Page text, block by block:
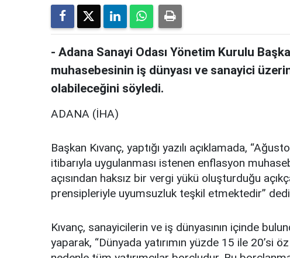
- Adana Sanayi Odası Yönetim Kurulu
muhasebesinin iş dünyası ve sanayici
olabileceğini söyledi.
ADANA (İHA)
Başkan Kıvanç, yaptığı yazılı açıklamada,
itibarıyla uygulanması istenen enflasyon
açısından haksız bir vergi yükü oluşturduğu
prensipleriyle uyumsuzluk teşkil etmektedir”
Kıvanç, sanayicilerin ve iş dünyasının içinde
yaparak, “Dünyada yatırımın yüzde 15 ile 20’si